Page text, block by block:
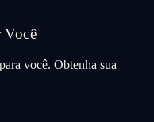
Você
você. Obtenha sua